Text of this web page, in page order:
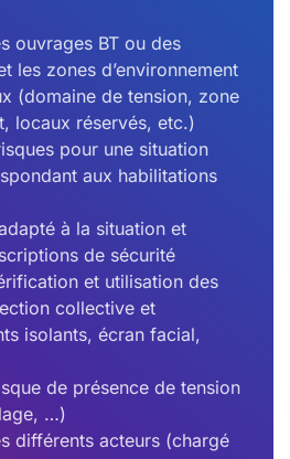
ouvrages BT ou des
les zones d’environnement
(domaine de tension, zone
locaux réservés, etc.)
pour une situation
aux habilitations
à la situation et
de sécurité
et utilisation des
collective et
isolants, écran facial,
de présence de tension
…)
différents acteurs (chargé